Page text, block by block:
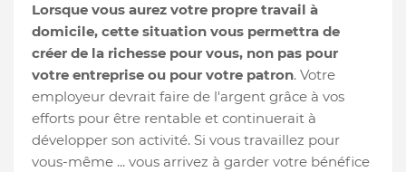
Lorsque vous aurez votre propre travail à
domicile, cette situation vous permettra de
créer de la richesse pour vous, non pas pour
votre entreprise ou pour votre patron. Votre
employeur devrait faire de l'argent grâce à vos
efforts pour être rentable et continuerait à
développer son activité. Si vous travaillez pour
vous-même ... vous arrivez à garder votre bénéfice